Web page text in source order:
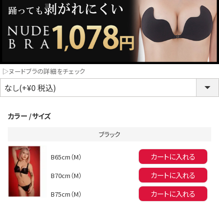
LINE連携でクーポンもらえる!!
同一商品まとめ買いキャンペーン
▷ヌードブラの詳細をチェック
カラー サイズ
ブラック
B65cm（M） カートに入れる
B70cm（M） カートに入れる
B75cm（M） カートに入れる